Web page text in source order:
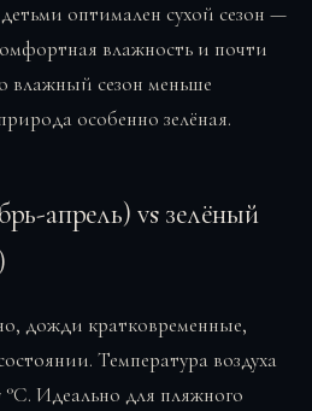
оптимален сухой сезон —
влажность и почти
влажный сезон меньше
особенно зелёная.
апрель) vs зелёный
дожди кратковременные,
Температура воздуха
°C. Идеально для пляжного